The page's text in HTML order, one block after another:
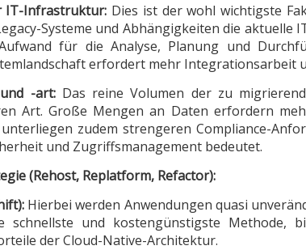
IT-Infrastruktur: Dies ist der wohl wichtigste
Systeme und Abhängigkeiten die aktuelle
für die Analyse, Planung und
erfordert mehr Integrationsarbeit
-art:Das reine Volumen der zu
Art. Große Mengen an Daten erfordern
zudem strengeren Compliance-
und Zugriffsmanagement bedeutet.
(Rehost, Replatform, Refactor):
Hierbei werden Anwendungen quasi
schnellste und kostengünstigste Methode,
der Cloud-Native-Architektur.